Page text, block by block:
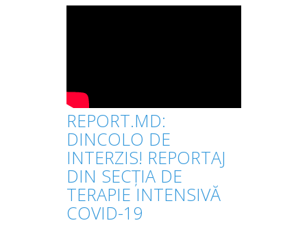
REPORT.MD:
DINCOLO DE
INTERZIS! REPORTAJ
DIN SECȚIA DE
TERAPIE INTENSIVĂ
COVID-19